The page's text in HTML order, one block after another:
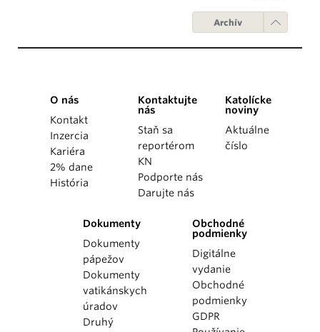
Archív
O nás
Kontakt
Inzercia
Kariéra
2% dane
História
Kontaktujte
nás
Staň sa
reportérom
KN
Podporte nás
Darujte nás
Katolícke
noviny
Aktuálne
číslo
Dokumenty
Dokumenty
pápežov
Dokumenty
vatikánskych
úradov
Druhý
Obchodné
podmienky
Digitálne
vydanie
Obchodné
podmienky
GDPR